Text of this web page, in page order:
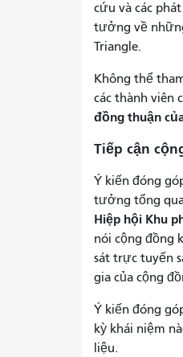
cứu và các
tưởng về
Triangle.
Không thể
các thành viên
đồng thuận
Tiếp cận
Ý kiến ​​đóng
tưởng tổng
Hiệp hội Khu
nói cộng đồng
sát trực tuyến
gia của cộng
Ý kiến ​​đóng
kỳ khái niệm
liệu.